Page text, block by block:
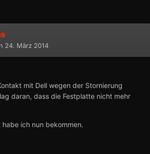
24. März 2014
mit Dell wegen der Stornierung
daran, dass die Festplatte nicht mehr
ich nun bekommen.